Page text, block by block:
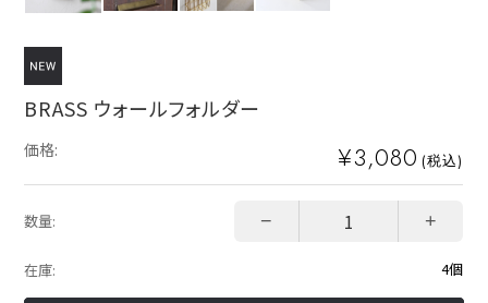
BRASS ウォールフォルダー
価格: ¥3,080 (税込)
数量: − +
在庫: 4個